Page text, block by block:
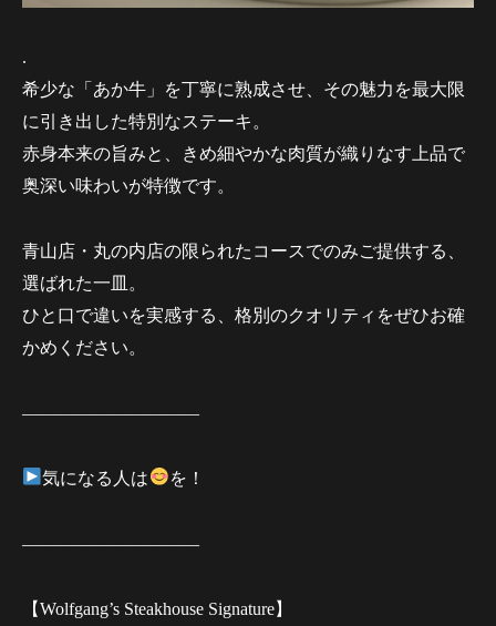
.
希少な「あか牛」を丁寧に熟成させ、その魅力を最大限
に引き出した特別なステーキ。
赤身本来の旨みと、きめ細やかな肉質が織りなす上品で
奥深い味わいが特徴です。
青山店・丸の内店の限られたコースでのみご提供する、
選ばれた一皿。
ひと口で違いを実感する、格別のクオリティをぜひお確
かめください。
——————————
気になる人は を！
——————————
【Wolfgang’s Steakhouse Signature】